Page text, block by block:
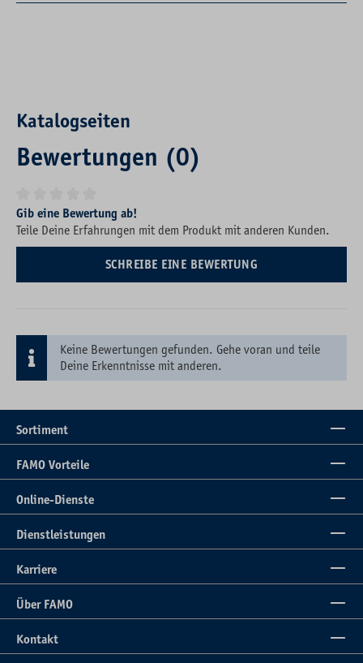
Katalogseiten
Bewertungen (0)
Durchschnittliche Bewertung von 0 von 5 Sternen
Gib eine Bewertung ab!
Teile Deine Erfahrungen mit dem Produkt mit anderen Kunden.
SCHREIBE EINE BEWERTUNG
Keine Bewertungen gefunden. Gehe voran und teile
Deine Erkenntnisse mit anderen.
Sortiment
FAMO Vorteile
Online-Dienste
Dienstleistungen
Karriere
Über FAMO
Kontakt